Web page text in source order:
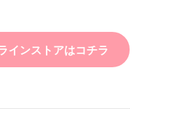
インストアはコチラ